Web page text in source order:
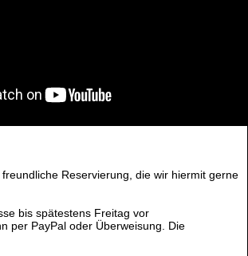
Reservierung, die wir hiermit gerne
bis spätestens Freitag vor
per PayPal oder Überweisung. Die